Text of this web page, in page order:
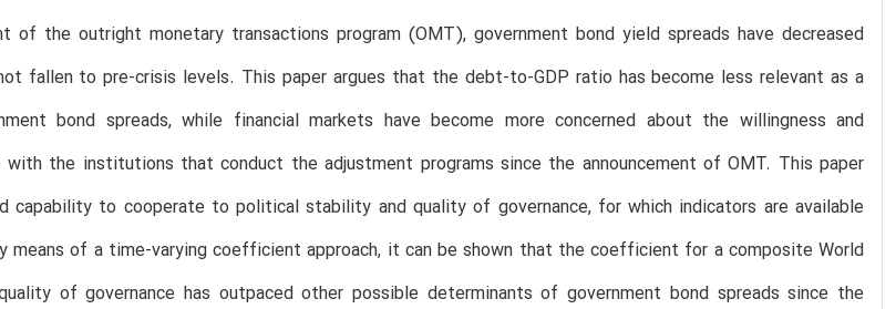
of the outright monetary transactions program (OMT), government bond yield spreads have decreased
fallen to pre-crisis levels. This paper argues that the debt-to-GDP ratio has become less relevant as a
bond spreads, while financial markets have become more concerned about the willingness and
the institutions that conduct the adjustment programs since the announcement of OMT. This paper
capability to cooperate to political stability and quality of governance, for which indicators are available
means of a time-varying coefficient approach, it can be shown that the coefficient for a composite World
of governance has outpaced other possible determinants of government bond spreads since the